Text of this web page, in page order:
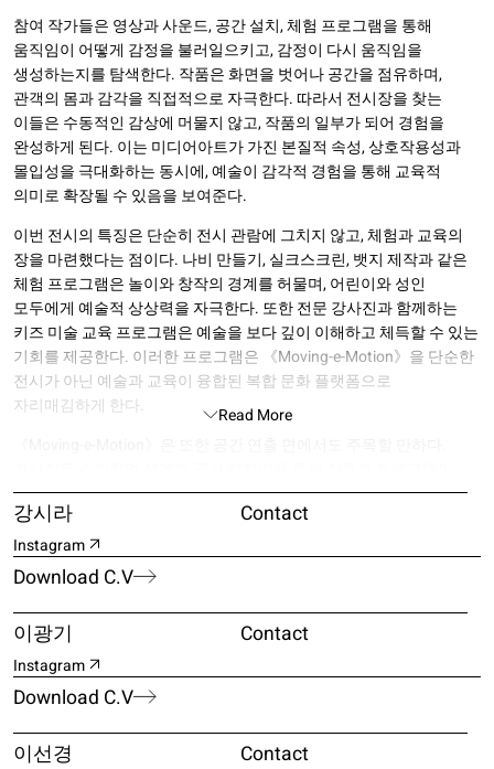
참여 작가들은 영상과 사운드, 공간 설치, 체험 프로그램을 통해
움직임이 어떻게 감정을 불러일으키고, 감정이 다시 움직임을
생성하는지를 탐색한다. 작품은 화면을 벗어나 공간을 점유하며,
관객의 몸과 감각을 직접적으로 자극한다. 따라서 전시장을 찾는
이들은 수동적인 감상에 머물지 않고, 작품의 일부가 되어 경험을
완성하게 된다. 이는 미디어아트가 가진 본질적 속성, 상호작용성과
몰입성을 극대화하는 동시에, 예술이 감각적 경험을 통해 교육적
의미로 확장될 수 있음을 보여준다.
이번 전시의 특징은 단순히 전시 관람에 그치지 않고, 체험과 교육의
장을 마련했다는 점이다. 나비 만들기, 실크스크린, 뱃지 제작과 같은
체험 프로그램은 놀이와 창작의 경계를 허물며, 어린이와 성인
모두에게 예술적 상상력을 자극한다. 또한 전문 강사진과 함께하는
키즈 미술 교육 프로그램은 예술을 보다 깊이 이해하고 체득할 수 있는
기회를 제공한다. 이러한 프로그램은 《Moving-e-Motion》을 단순한
전시가 아닌 예술과 교육이 융합된 복합 문화 플랫폼으로
자리매김하게 한다.
유기적으로 배치되며, 관객의 동선을 따라 다양한 감각적 경험이
이어지도록 구성되었다. 이는 미디어아트의 몰입적 특성을 한층
강화하며, 관객이 공간 속에서 움직이고 머무는 행위 자체가 곧 전시의
일부가 되도록 유도한다.
창출한다. 동시에 예술은 개인의 감정을 환기하고, 공동체적 경험을
만들어내는 역할을 수행한다. 《Moving-e-Motion》은 바로 이
지점에서 기획되었다. 움직임과 감정은 서로를 밀어내지 않고, 하나의
순환 구조 속에서 끊임없이 교차한다. 관객은 움직이는 이미지와
사운드에 몰입하며 자신의 내적 감정을 재발견하고, 동시에 교육적·
공동체적 체험 속에서 새로운 의미를 형성한다.
Read More
강시라
Instagram
Contact
Download C.V
이광기
Instagram
Contact
Download C.V
이선경 Contact